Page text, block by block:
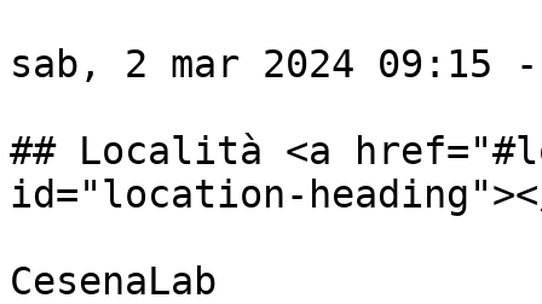
sab, 2 mar 2024 09:15 -
## Località <a
id="location-
CesenaLab